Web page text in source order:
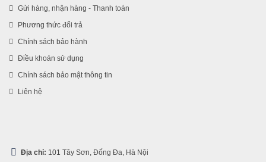
Gửi hàng, nhận hàng - Thanh toán
Phương thức đổi trả
Chính sách bảo hành
Điều khoản sử dụng
Chính sách bảo mật thông tin
Liên hệ
Địa chỉ: 101 Tây Sơn, Đống Đa, Hà Nội